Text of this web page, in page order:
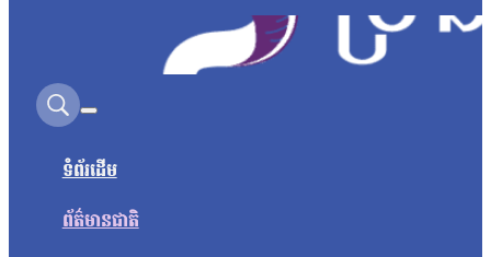
Search on this site
ទំព័រដើម
ព័ត៌មានជាតិ